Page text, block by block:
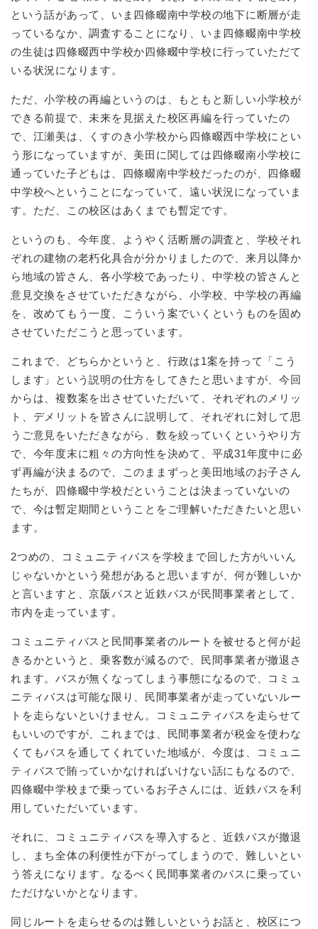
という話があって、いま四條畷南中学校の地下に断層が走
っているなか、調査することになり、いま四條畷南中学校
の生徒は四條畷西中学校か四條畷中学校に行っていただて
いる状況になります。
ただ、小学校の再編というのは、もともと新しい小学校が
できる前提で、未来を見据えた校区再編を行っていたの
で、江瀬美は、くすのき小学校から四條畷西中学校にとい
う形になっていますが、美田に関しては四條畷南小学校に
通っていた子どもは、四條畷南中学校だったのが、四條畷
中学校へということになっていて、遠い状況になっていま
す。ただ、この校区はあくまでも暫定です。
というのも、今年度、ようやく活断層の調査と、学校それ
ぞれの建物の老朽化具合が分かりましたので、来月以降か
ら地域の皆さん、各小学校であったり、中学校の皆さんと
意見交換をさせていただきながら、小学校、中学校の再編
を、改めてもう一度、こういう案でいくというものを固め
させていただこうと思っています。
これまで、どちらかというと、行政は1案を持って「こう
します」という説明の仕方をしてきたと思いますが、今回
からは、複数案を出させていただいて、それぞれのメリッ
ト、デメリットを皆さんに説明して、それぞれに対して思
うご意見をいただきながら、数を絞っていくというやり方
で、今年度末に粗々の方向性を決めて、平成31年度中に必
ず再編が決まるので、このままずっと美田地域のお子さん
たちが、四條畷中学校だということは決まっていないの
で、今は暫定期間ということをご理解いただきたいと思い
ます。
2つめの、コミュニティバスを学校まで回した方がいいん
じゃないかという発想があると思いますが、何が難しいか
と言いますと、京阪バスと近鉄バスが民間事業者として、
市内を走っています。
コミュニティバスと民間事業者のルートを被せると何が起
きるかというと、乗客数が減るので、民間事業者が撤退さ
れます。バスが無くなってしまう事態になるので、コミュ
ニティバスは可能な限り、民間事業者が走っていないルー
トを走らないといけません。コミュニティバスを走らせて
もいいのですが、これまでは、民間事業者が税金を使わな
くてもバスを通してくれていた地域が、今度は、コミュニ
ティバスで賄っていかなければいけない話にもなるので、
四條畷中学校まで乗っているお子さんには、近鉄バスを利
用していただいています。
それに、コミュニティバスを導入すると、近鉄バスが撤退
し、まち全体の利便性が下がってしまうので、難しいとい
う答えになります。なるべく民間事業者のバスに乗ってい
ただけないかとなります。
同じルートを走らせるのは難しいというお話と、校区につ